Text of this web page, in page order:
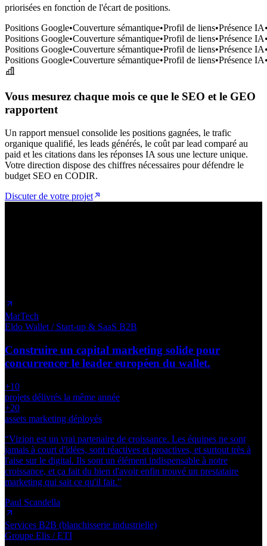
priorisées en fonction de l'écart de positions.
Positions Google•Couverture sémantique•Profil de liens•Présence IA
Positions Google•Couverture sémantique•Profil de liens•Présence IA
Positions Google•Couverture sémantique•Profil de liens•Présence IA
Positions Google•Couverture sémantique•Profil de liens•Présence IA
Vous mesurez chaque mois ce que le SEO et le GEO
rapportent
Un rapport mensuel consolide les positions gagnées, le trafic
organique qualifié, les leads générés, le coût par lead comparé au
paid et les citations dans les réponses IA sous une lecture unique.
Votre direction dispose des chiffres nécessaires pour défendre le
budget SEO en CODIR.
Discuter de votre projet
MarTech
Eldo Wallet/ Start-up & SaaS B2B
Construire un capital marketing solide pour
concurrencer le leader européen du wallet.
+10
projets délivrés la même année
+20
assets marketing déployés
“Vizion est un vrai partenaire de croissance. Les équipes ne sont
jamais à court d'idées, sont réactives et proactives, et surtout très à
l'aise sur le digital. Ils sont un élément indispensable à notre
croissance, et ça fait du bien d'avoir enfin trouvé un prestataire
marketing qui sait ce qu'il fait.”
Paul Scandella
Services B2B (blanchisserie industrielle)
Groupe Elis / ETI